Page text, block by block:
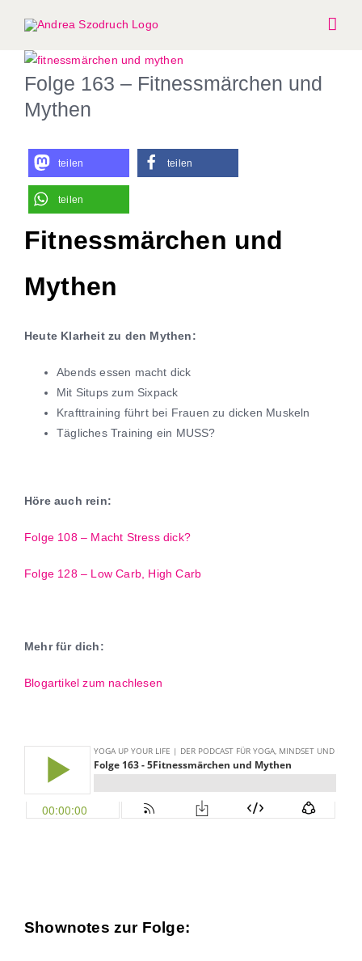
Inhalt
springen
Zeige
grösseres
Folge 163 – Fitnessmärchen und
Mythen
teilen teilen
teilen
Fitnessmärchen und
Mythen
Heute Klarheit zu den Mythen:
Abends essen macht dick
Mit Situps zum Sixpack
Krafttraining führt bei Frauen zu dicken Muskeln
Tägliches Training ein MUSS?
Höre auch rein:
Folge 108 – Macht Stress dick?
Folge 128 – Low Carb, High Carb
Mehr für dich:
Blogartikel zum nachlesen
Shownotes zur Folge: